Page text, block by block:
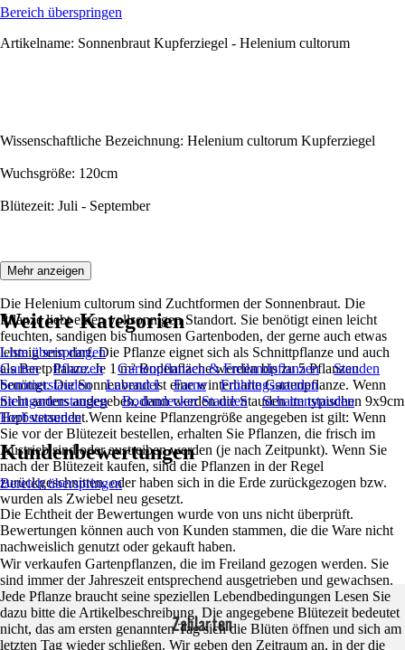
Bereich überspringen
Artikelname: Sonnenbraut Kupferziegel - Helenium cultorum
Wissenschaftliche Bezeichnung: Helenium cultorum Kupferziegel
Wuchsgröße: 120cm
Blütezeit: Juli - September
Beschreibung:
Die Helenium cultorum sind Zuchtformen der Sonnenbraut. Die
Pflanze liebt einen vollsonnigen Standort. Sie benötigt einen leicht
feuchten, sandigen bis humosen Gartenboden, der gerne auch etwas
lehmig sein darf. Die Pflanze eignet sich als Schnittpflanze und auch
als Beetpflanze. Je 1 m² Bodenfläche werden bis zu 5 Pflanzen
benötigt. Die Sonnenbraut ist eine winterharte Gartenpflanze. Wenn
nicht anders angegeben, dann werden die Stauden im typischen 9x9cm
Topf versendet.Wenn keine Pflanzengröße angegeben ist gilt: Wenn
Sie vor der Blütezeit bestellen, erhalten Sie Pflanzen, die frisch im
Austrieb sind oder austreiben werden (je nach Zeitpunkt). Wenn Sie
nach der Blütezeit kaufen, sind die Pflanzen in der Regel
zurückgeschnitten, oder haben sich in die Erde zurückgezogen bzw.
wurden als Zwiebel neu gesetzt.
Wir verkaufen Gartenpflanzen, die im Freiland gezogen werden. Sie
sind immer der Jahreszeit entsprechend ausgetrieben und gewachsen.
Jede Pflanze braucht seine speziellen Lebendbedingungen Lesen Sie
dazu bitte die Artikelbeschreibung. Die angegebene Blütezeit bedeutet
nicht, das am ersten genannten Tag sich die Blüten öffnen und sich am
letzten Tag wieder schließen. Wir geben den Zeitraum an, in der die
Mehr anzeigen
Weitere Kategorien
Liste überspringen
Garten
Pflanzen Gartenpflanzen & Freilandpflanzen
Stauden
Sommerstauden
Lavendel Farne
Frühlingsstauden
Steingartenstauden
Bodendecker Stauden
Schattenstauden
Herbststauden
Kundenbewertungen
Bereich überspringen
Die Echtheit der Bewertungen wurde von uns nicht überprüft.
Bewertungen können auch von Kunden stammen, die die Ware nicht
nachweislich genutzt oder gekauft haben.
Zahlarten